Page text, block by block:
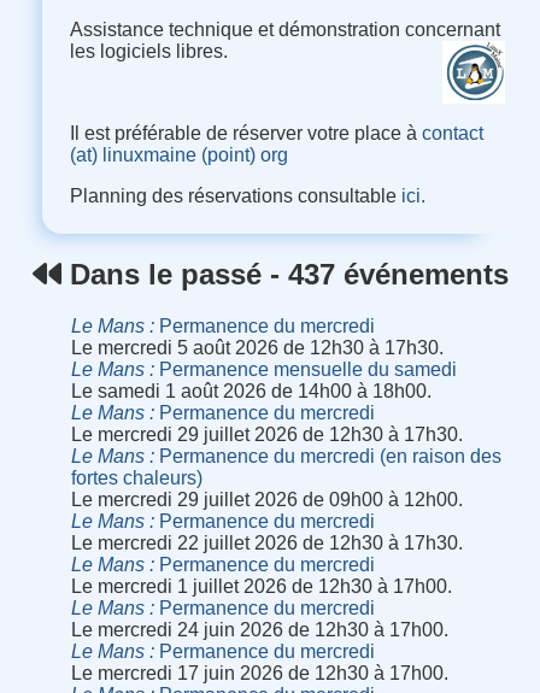
Assistance technique et démonstration concernant
les logiciels libres.
Il est préférable de réserver votre place à contact
(at) linuxmaine (point) org
Planning des réservations consultableici.
Dans le passé - 437 événements
Le Mans
Permanence du mercredi
Le mercredi 5 août 2026 de 12h30 à 17h30.
Le Mans
Permanence mensuelle du samedi
Le samedi 1 août 2026 de 14h00 à 18h00.
Le Mans
Permanence du mercredi
Le mercredi 29 juillet 2026 de 12h30 à 17h30.
Le Mans
Permanence du mercredi (en raison des
fortes chaleurs)
Le mercredi 29 juillet 2026 de 09h00 à 12h00.
Le Mans
Permanence du mercredi
Le mercredi 22 juillet 2026 de 12h30 à 17h30.
Le Mans
Permanence du mercredi
Le mercredi 1 juillet 2026 de 12h30 à 17h00.
Le Mans
Permanence du mercredi
Le mercredi 24 juin 2026 de 12h30 à 17h00.
Le Mans
Permanence du mercredi
Le mercredi 17 juin 2026 de 12h30 à 17h00.